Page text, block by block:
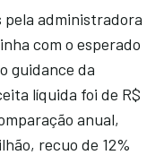
pela administradora
com o esperado
guidance da
líquida foi de R$
anual,
recuo de 12%